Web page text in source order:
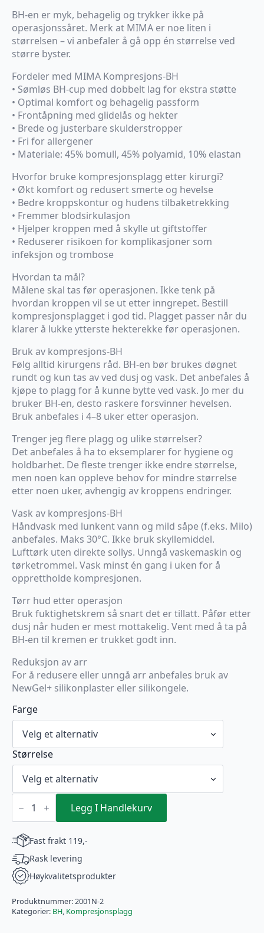
BH-en er myk, behagelig og trykker ikke på
operasjonssåret. Merk at MIMA er noe liten i
størrelsen – vi anbefaler å gå opp én størrelse ved
større byster.
Fordeler med MIMA Kompresjons-BH
• Sømløs BH-cup med dobbelt lag for ekstra støtte
• Optimal komfort og behagelig passform
• Frontåpning med glidelås og hekter
• Brede og justerbare skulderstropper
• Fri for allergener
• Materiale: 45% bomull, 45% polyamid, 10% elastan
Hvorfor bruke kompresjonsplagg etter kirurgi?
• Økt komfort og redusert smerte og hevelse
• Bedre kroppskontur og hudens tilbaketrekking
• Fremmer blodsirkulasjon
• Hjelper kroppen med å skylle ut giftstoffer
• Reduserer risikoen for komplikasjoner som
infeksjon og trombose
Hvordan ta mål?
Målene skal tas før operasjonen. Ikke tenk på
hvordan kroppen vil se ut etter inngrepet. Bestill
kompresjonsplagget i god tid. Plagget passer når du
klarer å lukke ytterste hekterekke før operasjonen.
Bruk av kompresjons-BH
Følg alltid kirurgens råd. BH-en bør brukes døgnet
rundt og kun tas av ved dusj og vask. Det anbefales å
kjøpe to plagg for å kunne bytte ved vask. Jo mer du
bruker BH-en, desto raskere forsvinner hevelsen.
Bruk anbefales i 4–8 uker etter operasjon.
Trenger jeg flere plagg og ulike størrelser?
Det anbefales å ha to eksemplarer for hygiene og
holdbarhet. De fleste trenger ikke endre størrelse,
men noen kan oppleve behov for mindre størrelse
etter noen uker, avhengig av kroppens endringer.
Vask av kompresjons-BH
Håndvask med lunkent vann og mild såpe (f.eks. Milo)
anbefales. Maks 30°C. Ikke bruk skyllemiddel.
Lufttørk uten direkte sollys. Unngå vaskemaskin og
tørketrommel. Vask minst én gang i uken for å
opprettholde kompresjonen.
Tørr hud etter operasjon
Bruk fuktighetskrem så snart det er tillatt. Påfør etter
dusj når huden er mest mottakelig. Vent med å ta på
BH-en til kremen er trukket godt inn.
Reduksjon av arr
For å redusere eller unngå arr anbefales bruk av
NewGel+ silikonplaster eller silikongele.
Farge
Størrelse
VOE
BH
Sort
med
glidelås
(2001N-
2)
antall
Legg I Handlekurv
Fast frakt 119,-
Rask levering
Høykvalitetsprodukter
Produktnummer:2001N-2
Kategorier: BH, Kompresjonsplagg